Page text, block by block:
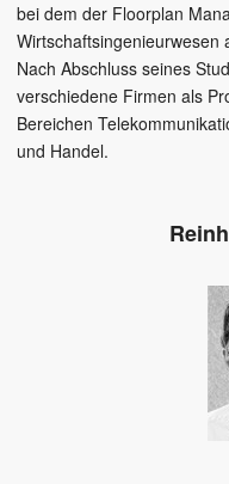
bei dem der Floorplan
Wirtschaftsingenieurwesen
Nach Abschluss seines
verschiedene Firmen als
Bereichen
und Handel.